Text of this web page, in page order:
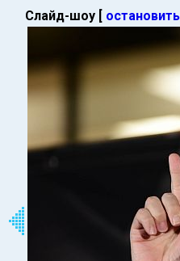
Слайд-шоу [ остановить